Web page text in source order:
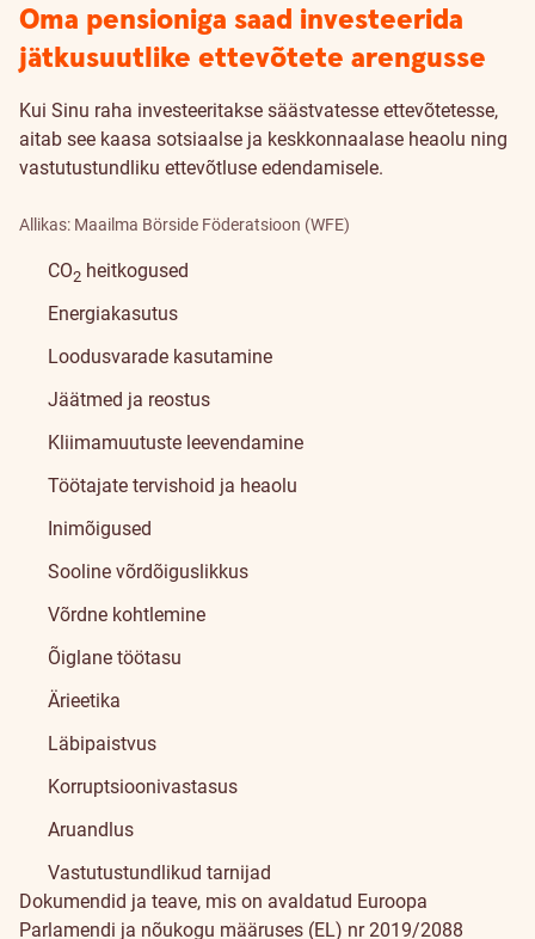
Oma pensioniga saad investeerida
jätkusuutlike ettevõtete arengusse
Kui Sinu raha investeeritakse säästvatesse ettevõtetesse,
aitab see kaasa sotsiaalse ja keskkonnaalase heaolu ning
vastutustundliku ettevõtluse edendamisele.
Allikas: Maailma Börside Föderatsioon (WFE)
CO2 heitkogused
Energiakasutus
Loodusvarade kasutamine
Jäätmed ja reostus
Kliimamuutuste leevendamine
Töötajate tervishoid ja heaolu
Inimõigused
Sooline võrdõiguslikkus
Võrdne kohtlemine
Õiglane töötasu
Ärieetika
Läbipaistvus
Korruptsioonivastasus
Aruandlus
Vastutustundlikud tarnijad
Dokumendid ja teave, mis on avaldatud Euroopa
Parlamendi ja nõukogu määruses (EL) nr 2019/2088